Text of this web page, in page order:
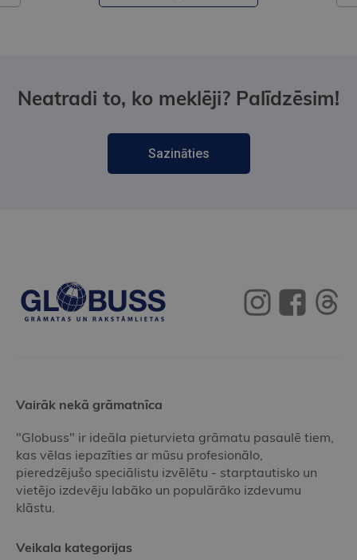
Neatradi to, ko meklēji? Palīdzēsim!
Sazināties
Vairāk nekā grāmatnīca
"Globuss" ir ideāla pieturvieta grāmatu pasaulē tiem,
kas vēlas iepazīties ar mūsu profesionālo,
pieredzējušo speciālistu izvēlētu - starptautisko un
vietējo izdevēju labāko un populārāko izdevumu
klāstu.
Veikala kategorijas